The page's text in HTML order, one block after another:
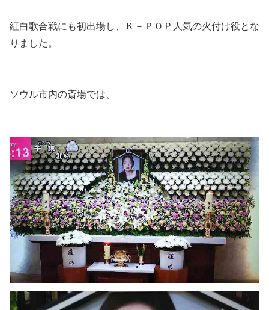
紅白歌合戦にも初出場し、Ｋ－ＰＯＰ人気の火付け役とな
りました。
ソウル市内の斎場では、